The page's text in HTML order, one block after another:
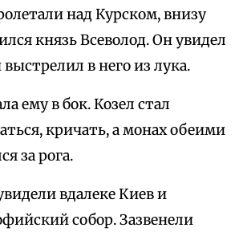
над Курском, внизу
князь Всеволод. Он увидел
выстрелил в него из лука.
ему в бок. Козел стал
кричать, а монах обеими
за рога.
вдалеке Киев и
собор. Зазвенели